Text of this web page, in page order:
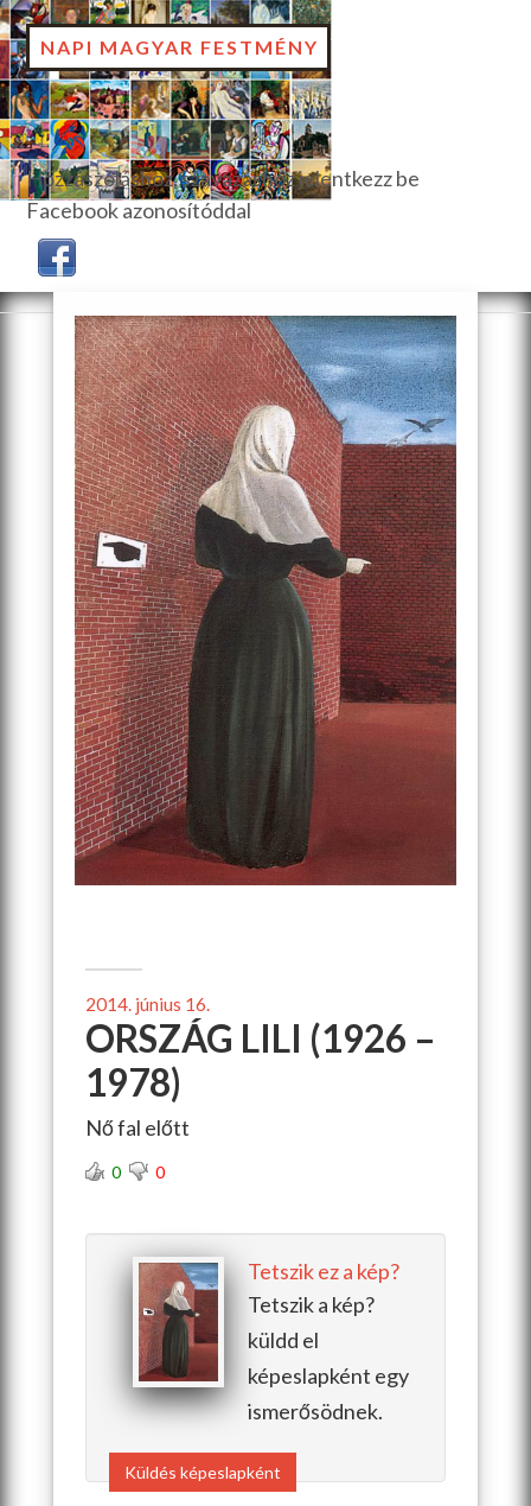
NAPI MAGYAR FESTMÉNY
Hozzászóláshoz, szavazáshoz jelentkezz be
Facebook azonosítóddal
2014. június 16.
ORSZÁG LILI (1926 –
1978)
Nő fal előtt
0 0
Tetszik ez a kép?
Tetszik a kép?
küldd el
képeslapként egy
ismerősödnek.
Küldés képeslapként